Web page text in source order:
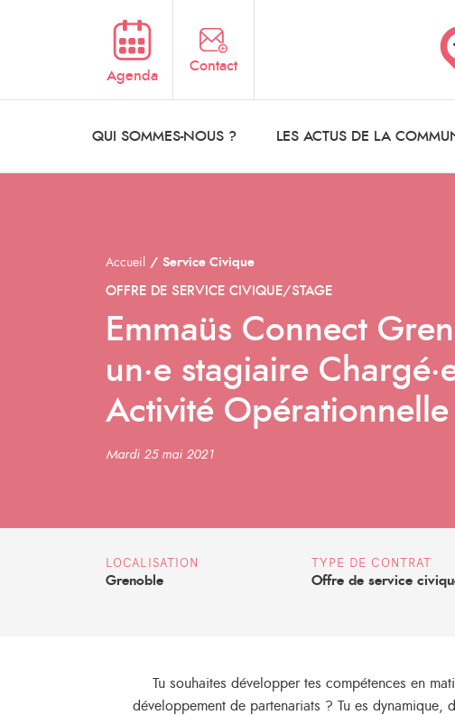
Agenda
Contact
QUI SOMMES-NOUS ? LES ACTUS DE LA
Accueil Service Civique
OFFRE DE SERVICE CIVIQUE/STAGE
Emmaüs Connect
un·e stagiaire
Activité
Mardi 25 mai 2021
LOCALISATION
Grenoble
TYPE DE CONTRAT
Offre de service
Tu souhaites développer tes compétences en
développement de partenariats ? Tu es dynamique,